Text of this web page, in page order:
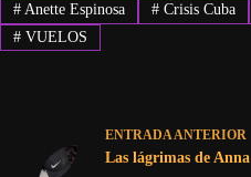
#Anette Espinosa #Crisis Cuba
#VUELOS
ENTRADA ANTERIOR
Las lágrimas de Anna